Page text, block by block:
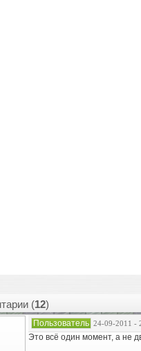
(12)
Пользователь 24-09-2011 -
Это всё один момент, а не